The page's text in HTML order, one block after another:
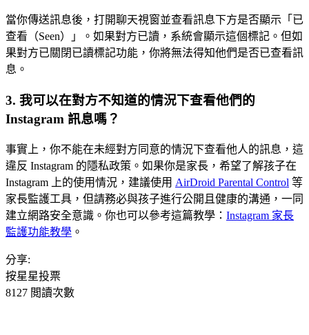
當你傳送訊息後，打開聊天視窗並查看訊息下方是否顯示「已
查看（Seen）」。如果對方已讀，系統會顯示這個標記。但如
果對方已關閉已讀標記功能，你將無法得知他們是否已查看訊
息。
3. 我可以在對方不知道的情況下查看他們的
Instagram 訊息嗎？
事實上，你不能在未經對方同意的情況下查看他人的訊息，這
違反 Instagram 的隱私政策。如果你是家長，希望了解孩子在
Instagram 上的使用情況，建議使用 AirDroid Parental Control 等
家長監護工具，但請務必與孩子進行公開且健康的溝通，一同
建立網路安全意識。你也可以參考這篇教學： Instagram 家長
監護功能教學 。
分享:
按星星投票
8127 閲讀次數